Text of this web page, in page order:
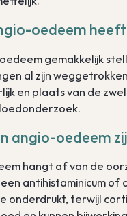
oedeem
gemakkelijk
al zijn
en plaats van de
angio-oedeem
hangt af van de
antihistaminicum
onderdrukt, terwijl